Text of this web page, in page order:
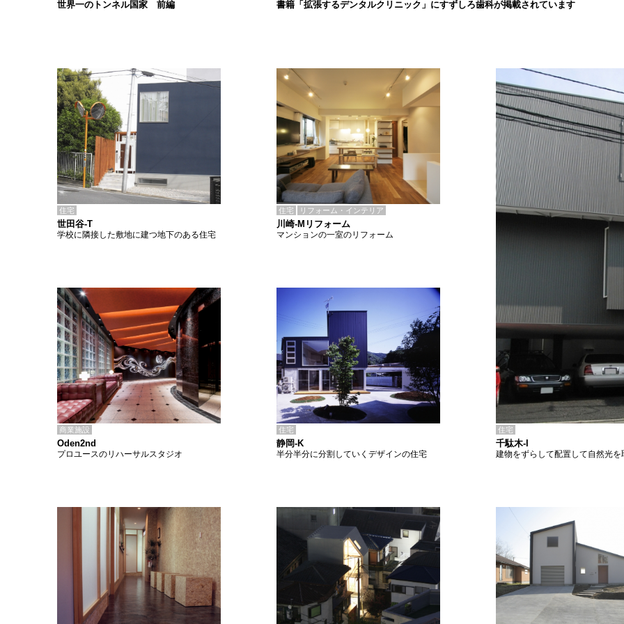
書籍「拡張するデンタルクリニック」にすずしろ歯科が掲載されています
世界一のトンネル国家 前編
住宅
世田谷-T
学校に隣接した敷地に建つ地下のある住宅
住宅 リフォーム・インテリア
川崎-Mリフォーム
マンションの一室のリフォーム
商業施設
Oden2nd
プロユースのリハーサルスタジオ
住宅
静岡-K
半分半分に分割していくデザインの住宅
住宅
千駄木-I
建物をずらして配置して自然光を